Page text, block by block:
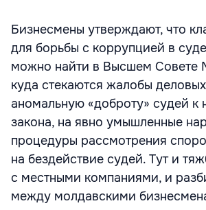
Бизнесмены утверждают, что
для борьбы с коррупцией в
можно найти в Высшем Совете
куда стекаются жалобы
аномальную «доброту» судей к
закона, на явно умышленные
процедуры рассмотрения
на бездействие судей. Тут и
с местными компаниями, и
между молдавскими